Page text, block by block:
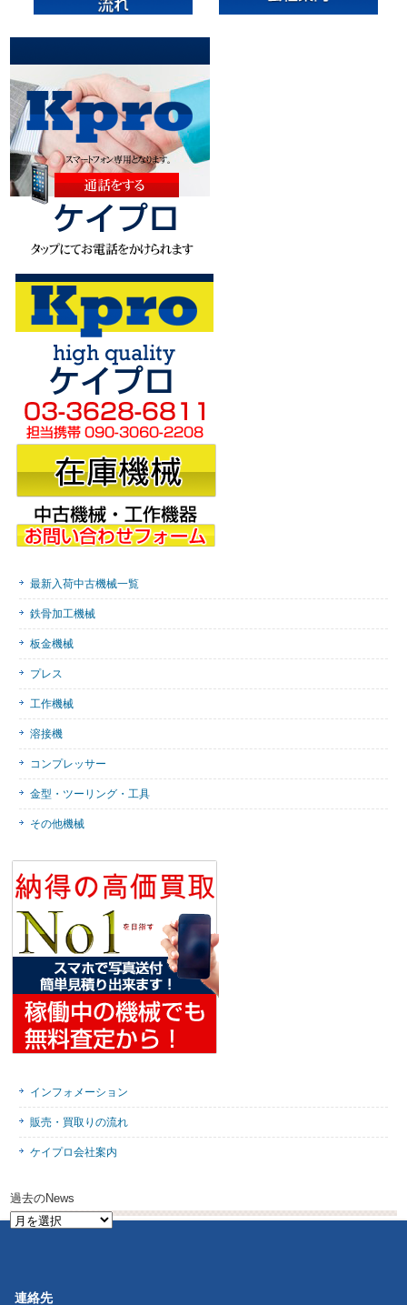
最新入荷中古機械一覧
鉄骨加工機械
板金機械
プレス
工作機械
溶接機
コンプレッサー
金型・ツーリング・工具
その他機械
インフォメーション
販売・買取りの流れ
ケイプロ会社案内
過去のNews
過
連絡先